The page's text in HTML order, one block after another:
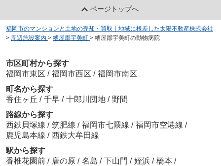
ページトップへ
福岡市のマンションと土地の売却・買取｜地域に根差した太陽不動産株式会社
> 周辺施設案内 > 糟屋郡宇美町 > 糟屋郡宇美町の動物病院
市区町村から探す
福岡市東区 / 福岡市西区 / 福岡市南区
町名から探す
香住ヶ丘 / 千早 / 十郎川団地 / 野間
路線から探す
西鉄貝塚線 / 筑肥線 / 福岡市七隈線 / 福岡市空港線 /
鹿児島本線 / 西鉄大牟田線
駅から探す
香椎花園前 / 唐の原 / 名島 / 下山門 / 姪浜 / 橋本 /